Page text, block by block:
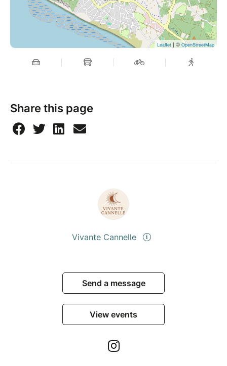
Leaflet | © OpenStreetMap
Share this page
Vivante Cannelle
Send a message
View events